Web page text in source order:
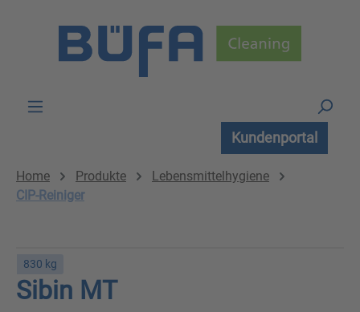
Kundenportal
Home Produkte
Lebensmittelhygiene
CIP-Reiniger
830 kg
Sibin MT